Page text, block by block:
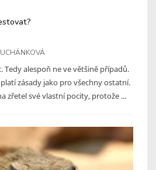
Tedy alespoň ne ve většině případů.
zásady jako pro všechny ostatní.
zřetel své vlastní pocity, protože ...